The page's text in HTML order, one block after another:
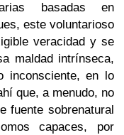
basadas en
este voluntarioso
veracidad y se
maldad intrínseca,
inconsciente, en lo
que, a menudo, no
fuente sobrenatural
capaces, por